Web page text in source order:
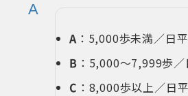
A ：5,000歩未満／日
B ：5,000〜7,999歩
C ：8,000歩以上／日